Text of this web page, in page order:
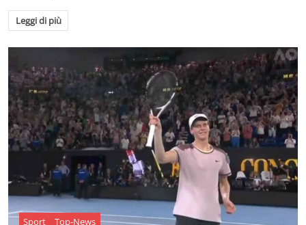
Leggi di più
Sport Top-News